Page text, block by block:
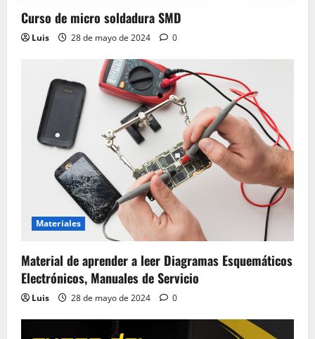
Curso de micro soldadura SMD
Luis 28 de mayo de 2024 0
Materiales
Material de aprender a leer Diagramas Esquemáticos
Electrónicos, Manuales de Servicio
Luis 28 de mayo de 2024 0